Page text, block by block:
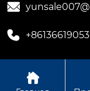


Авторское право
